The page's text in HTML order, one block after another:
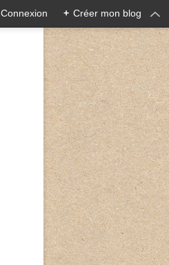
Connexion + Créer mon blog